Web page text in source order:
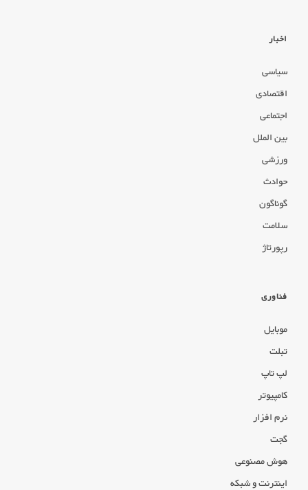
اخبار
سیاسی
اقتصادی
اجتماعی
بین الملل
ورزشی
حوادث
گوناگون
سلامت
رپورتاژ
فناوری
موبایل
تبلت
لپ تاپ
کامپیوتر
نرم افزار
گجت
هوش مصنوعی
اینترنت و شبکه